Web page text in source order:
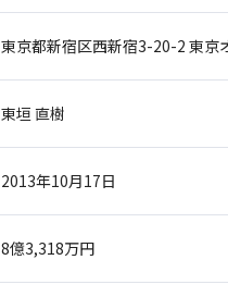
東京都新宿区西新宿3-20-2 東京
東垣 直樹
2013年10月17日
8億3,318万円